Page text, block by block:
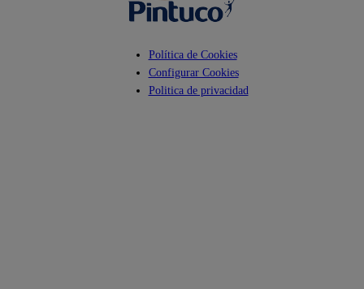
Política de Cookies
Configurar Cookies
Politica de privacidad